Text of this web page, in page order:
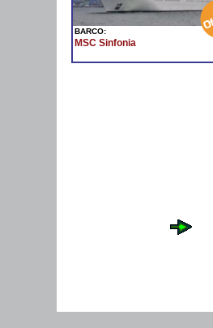
BARCO:
MSC Sinfonia